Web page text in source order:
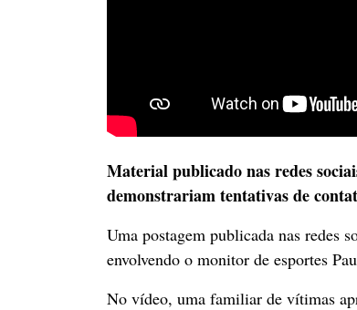
Material publicado nas redes
demonstrariam tentativas de
Uma postagem publicada nas redes
envolvendo o monitor de esportes
No vídeo, uma familiar de vítimas